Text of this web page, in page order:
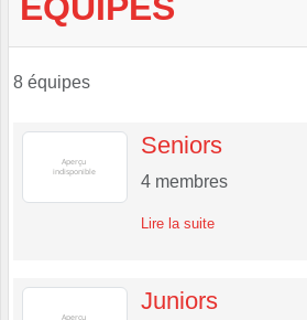
EQUIPES
8 équipes
Seniors
4 membres
Lire la suite
Juniors